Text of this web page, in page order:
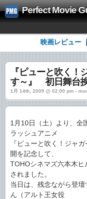
Perfect Movie
映画レビュー
『ピューと吹く！
す～』 初日舞台
1月 14th, 2009 @ 02:00 pm ›
1月10日（土）より、全
ラッシュアニメ
『ピューと吹く！ジ
開を記念して、
TOHOシネマズ六本木
されました。
当日は、残念ながら登
ん（アルト王女役